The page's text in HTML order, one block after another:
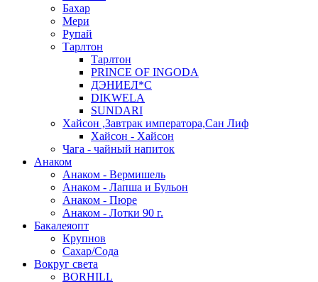
Бахар
Мери
Рупай
Тарлтон
Тарлтон
PRINCE OF INGODA
ДЭНИЕЛ*С
DIKWELA
SUNDARI
Хайсон ,Завтрак императора,Сан Лиф
Хайсон - Хайсон
Чага - чайный напиток
Анаком
Анаком - Вермишель
Анаком - Лапша и Бульон
Анаком - Пюре
Анаком - Лотки 90 г.
Бакалеяопт
Крупнов
Сахар/Сода
Вокруг света
BORHILL